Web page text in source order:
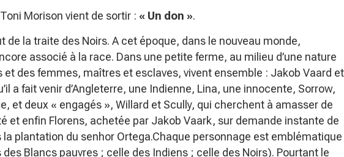
Morison vient de sortir : « Un don ».
de la traite des Noirs. A cet époque, dans le nouveau monde,
associé à la race. Dans une petite ferme, au milieu d’une nature
et des femmes, maîtres et esclaves, vivent ensemble : Jakob Vaard et
a fait venir d’Angleterre, une Indienne, Lina, une innocente, Sorrow,
et deux « engagés », Willard et Scully, qui cherchent à amasser de
et enfin Florens, achetée par Jakob Vaark, sur demande instante de
plantation du senhor Ortega.Chaque personnage est emblématique
des Blancs pauvres ; celle des Indiens ; celle des Noirs). Pourtant le